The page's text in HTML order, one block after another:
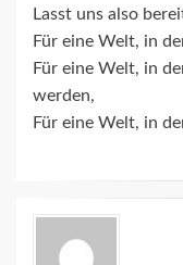
Lasst uns also
Für eine Welt, in
Für eine Welt, in
werden,
Für eine Welt, in